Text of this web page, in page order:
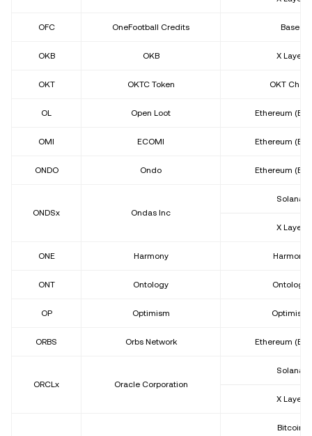
OFC OneFootball Credits Base
OKB OKB X Layer
OKT OKTC Token OKT Chain
OL Open Loot Ethereum
OMI ECOMI Ethereum
ONDO Ondo Ethereum
ONDSx Ondas Inc
Solana
X Layer
ONE Harmony Harmony
ONT Ontology Ontology
OP Optimism Optimism
ORBS Orbs Network Ethereum
ORCLx Oracle Corporation
Solana
X Layer
Bitcoin